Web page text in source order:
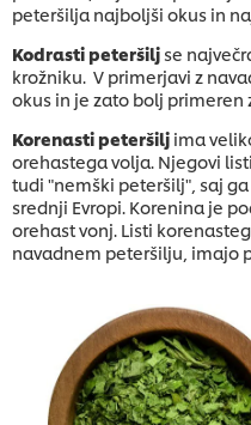
peteršilja najboljši okus in
Kodrasti peteršilj se
krožniku. V primerjavi z
okus in je zato bolj primeren
Korenasti peteršilj ima
orehastega volja. Njegovi
tudi "nemški peteršilj", saj
srednji Evropi. Korenina je
orehast vonj. Listi
navadnem peteršilju, imajo